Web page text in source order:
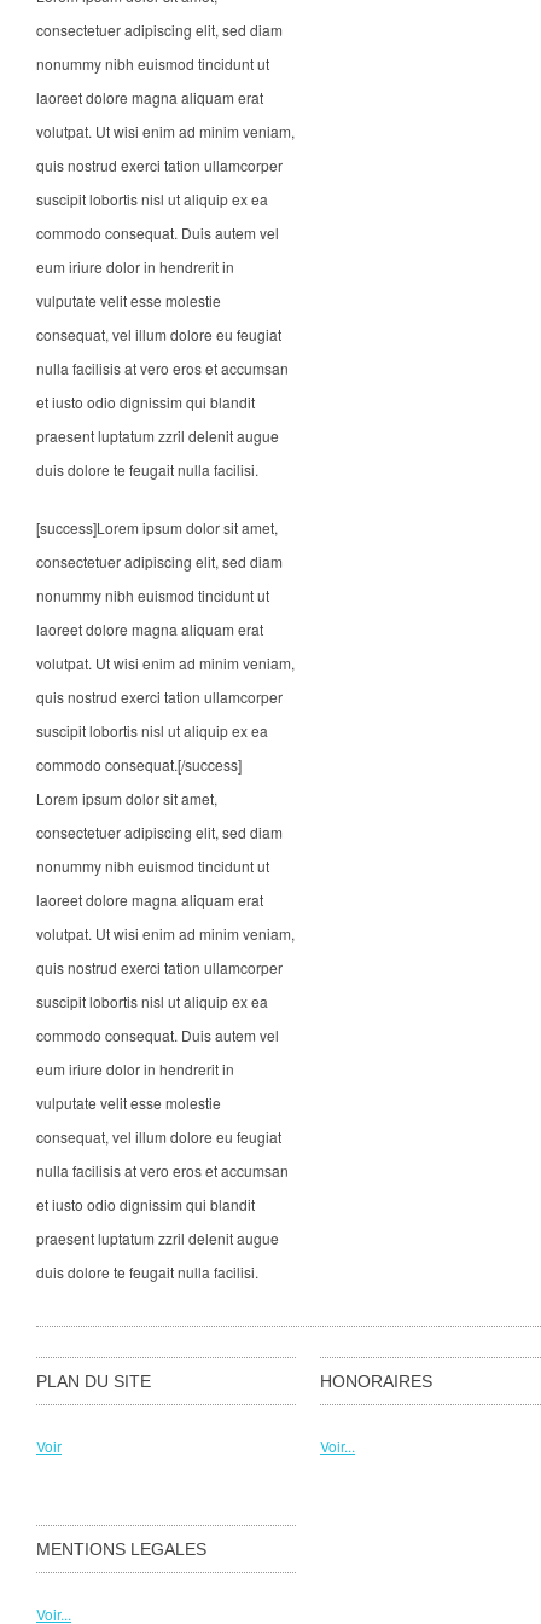
consectetuer adipiscing elit, sed diam
nonummy nibh euismod tincidunt ut
laoreet dolore magna aliquam erat
volutpat. Ut wisi enim ad minim veniam,
quis nostrud exerci tation ullamcorper
suscipit lobortis nisl ut aliquip ex ea
commodo consequat. Duis autem vel
eum iriure dolor in hendrerit in
vulputate velit esse molestie
consequat, vel illum dolore eu feugiat
nulla facilisis at vero eros et accumsan
et iusto odio dignissim qui blandit
praesent luptatum zzril delenit augue
duis dolore te feugait nulla facilisi.
[success]Lorem ipsum dolor sit amet,
consectetuer adipiscing elit, sed diam
nonummy nibh euismod tincidunt ut
laoreet dolore magna aliquam erat
volutpat. Ut wisi enim ad minim veniam,
quis nostrud exerci tation ullamcorper
suscipit lobortis nisl ut aliquip ex ea
commodo consequat.[/success]
Lorem ipsum dolor sit amet,
consectetuer adipiscing elit, sed diam
nonummy nibh euismod tincidunt ut
laoreet dolore magna aliquam erat
volutpat. Ut wisi enim ad minim veniam,
quis nostrud exerci tation ullamcorper
suscipit lobortis nisl ut aliquip ex ea
commodo consequat. Duis autem vel
eum iriure dolor in hendrerit in
vulputate velit esse molestie
consequat, vel illum dolore eu feugiat
nulla facilisis at vero eros et accumsan
et iusto odio dignissim qui blandit
praesent luptatum zzril delenit augue
duis dolore te feugait nulla facilisi.
PLAN DU SITE
Voir
HONORAIRES
Voir...
MENTIONS LEGALES
Voir...